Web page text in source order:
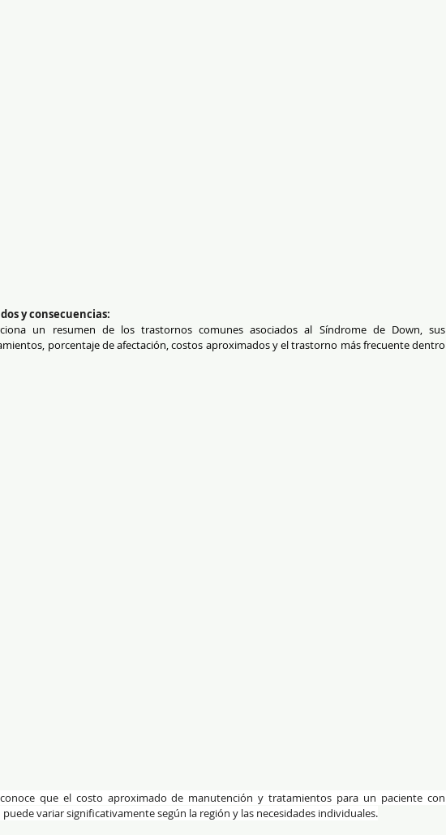
y consecuencias:
un resumen de los trastornos comunes asociados al Síndrome de Down, sus
porcentaje de afectación, costos aproximados y el trastorno más frecuente dentro
que el costo aproximado de manutención y tratamientos para un paciente con
variar significativamente según la región y las necesidades individuales.